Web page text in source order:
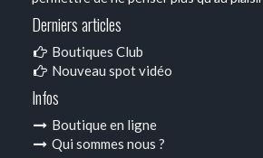
Derniers articles
Boutiques Club
Nouveau spot vidéo
Infos
Boutique en ligne
Qui sommes nous ?